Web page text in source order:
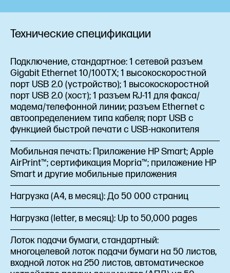
Технические спецификации
Подключение, стандартное:1 сетевой разъем
Gigabit Ethernet 10/100TX; 1 высокоскоростной
порт USB 2.0 (устройство); 1 высокоскоростной
порт USB 2.0 (хост); 1 разъем RJ-11 для факса/
модема/телефонной линии; разъем Ethernet с
автоопределением типа кабеля; порт USB с
функцией быстрой печати с USB-накопителя
Мобильная печать: Приложение HP Smart; Apple
AirPrint™; сертификация Mopria™; приложение HP
Smart и другие мобильные приложения
Нагрузка (А4, в месяц):До 50 000 страниц
Нагрузка (letter, в месяц): Up to 50,000 pages
Лоток подачи бумаги, стандартный:
многоцелевой лоток подачи бумаги на 50 листов,
входной лоток на 250 листов, автоматическое